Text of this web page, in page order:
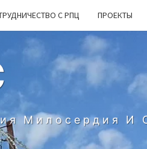
С РПЦ ПРОЕКТЫ
Милосердия И